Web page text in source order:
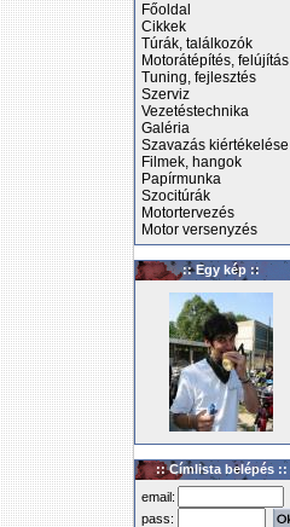
Főoldal
Cikkek
Túrák, találkozók
Motorátépítés, felújítás
Tuning, fejlesztés
Szerviz
Vezetéstechnika
Galéria
Szavazás kiértékelése
Filmek, hangok
Papírmunka
Szocitúrák
Motortervezés
Motor versenyzés
:: Egy kép ::
:: Címlista belépés ::
email:
pass: